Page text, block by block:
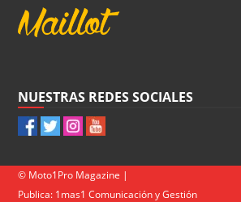
NUESTRAS REDES SOCIALES
© Moto1Pro Magazine |
Publica: 1mas1 Comunicación y Gestión